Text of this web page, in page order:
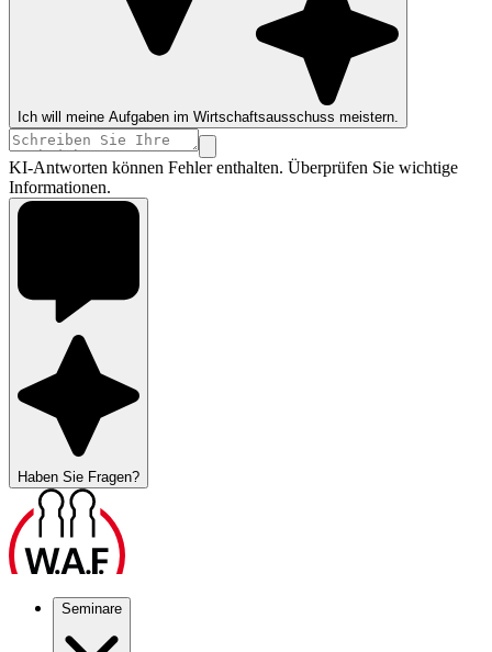
Ich will meine Aufgaben im Wirtschaftsausschuss meistern.
KI-Antworten können Fehler enthalten. Überprüfen Sie wichtige
Informationen.
Haben Sie Fragen?
Seminare